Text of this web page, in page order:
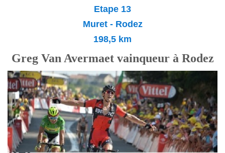
Etape 13
Muret - Rodez
198,5 km
Greg Van Avermaet vainqueur à Rodez